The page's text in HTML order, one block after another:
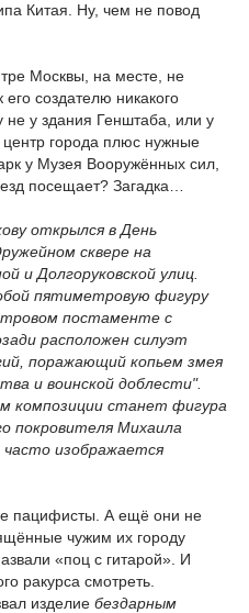
Китая. Ну, чем не повод
Москвы, на месте, не
создателю никакого
у здания Генштаба, или у
города плюс нужные
у Музея Вооружённых сил,
посещает? Загадка…
открылся в День
сквере на
и Долгоруковской улиц.
пятиметровую фигуру
постаменте с
расположен силуэт
поражающий копьем змея
и воинской доблести".
композиции станет фигура
покровителя Михаила
изображается
пацифисты. А ещё они не
чужим их городу
«поц с гитарой». И
ракурса смотреть.
изделие бездарным